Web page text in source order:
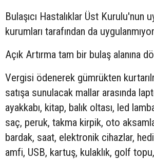
Bulaşıcı Hastalıklar Üst Kurulu'nun
kurumları tarafından da
Açık Artırma tam bir bulaş alanına
Vergisi ödenerek gümrükten
satışa sunulacak mallar arasında
ayakkabı, kitap, balık oltası, led
saç, peruk, takma kirpik, oto
bardak, saat, elektronik cihazlar,
amfi, USB, kartuş, kulaklık, golf